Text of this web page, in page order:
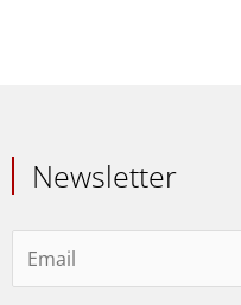
Newsletter